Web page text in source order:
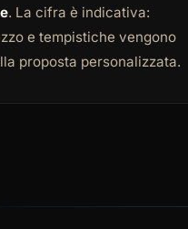
. La cifra è indicativa:
e tempistiche vengono
proposta personalizzata.